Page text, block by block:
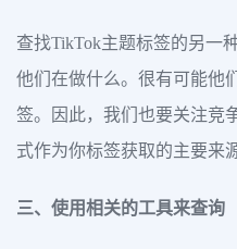
查找TikTok主题标签的另一
他们在做什么。很有可能他
签。因此，我们也要关注竞
式作为你标签获取的主要来源
三、使用相关的工具来查询